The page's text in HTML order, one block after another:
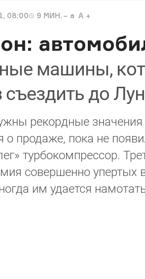
08:00 9 МИН. a A
машины,
съездить до
рекордные значения
продаже, пока не
турбокомпрессор.
совершенно упертых
им удается